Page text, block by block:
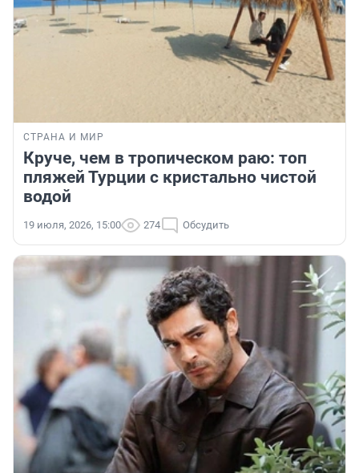
СТРАНА И МИР
Круче, чем в тропическом раю: топ
пляжей Турции с кристально чистой
водой
19 июля, 2026, 15:00 274 Обсудить